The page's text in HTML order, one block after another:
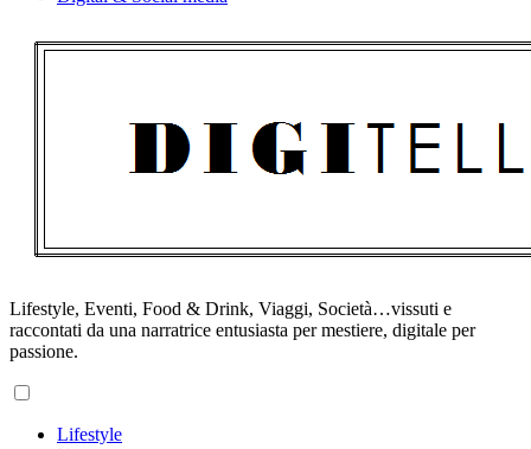
Lifestyle, Eventi, Food & Drink, Viaggi, Società…vissuti e
raccontati da una narratrice entusiasta per mestiere, digitale per
passione.
Menu
Lifestyle